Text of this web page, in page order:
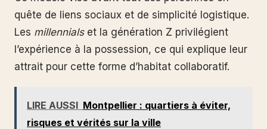
quête de liens sociaux et de simplicité logistique.
Les millennialset la génération Z privilégient
l’expérience à la possession, ce qui explique leur
attrait pour cette forme d’habitat collaboratif.
LIRE AUSSI Montpellier : quartiers à éviter,
risques et vérités sur la ville